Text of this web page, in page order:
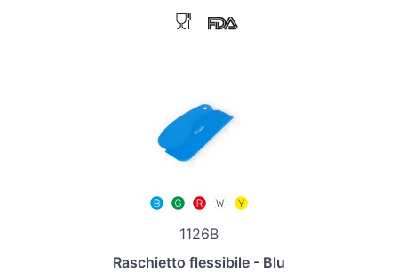
1126B
Raschietto flessibile - Blu